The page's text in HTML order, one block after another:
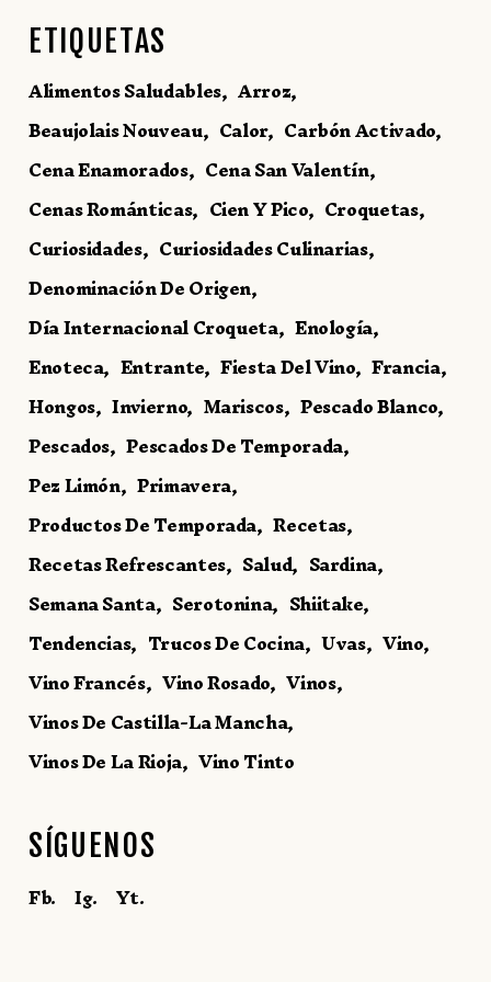
ETIQUETAS
Alimentos Saludables Arroz
Beaujolais Nouveau Calor Carbón Activado
Cena Enamorados Cena San Valentín
Cenas Románticas Cien Y Pico Croquetas
Curiosidades Curiosidades Culinarias
Denominación De Origen
Día Internacional Croqueta Enología
Enoteca Entrante Fiesta Del Vino Francia
Hongos Invierno Mariscos Pescado Blanco
Pescados Pescados De Temporada
Pez Limón Primavera
Productos De Temporada Recetas
Recetas Refrescantes Salud Sardina
Semana Santa Serotonina Shiitake
Tendencias Trucos De Cocina Uvas Vino
Vino Francés Vino Rosado Vinos
Vinos De Castilla-La Mancha
Vinos De La Rioja Vino Tinto
SÍGUENOS
Fb. Ig. Yt.